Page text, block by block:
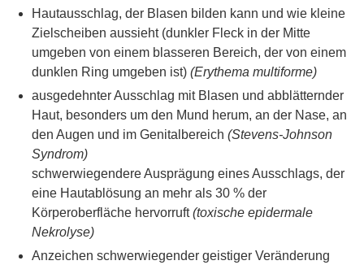
Hautausschlag, der Blasen bilden kann und wie kleine
Zielscheiben aussieht (dunkler Fleck in der Mitte
umgeben von einem blasseren Bereich, der von einem
dunklen Ring umgeben ist) (Erythema multiforme)
ausgedehnter Ausschlag mit Blasen und abblätternder
Haut, besonders um den Mund herum, an der Nase, an
den Augen und im Genitalbereich (Stevens-Johnson
Syndrom)
schwerwiegendere Ausprägung eines Ausschlags, der
eine Hautablösung an mehr als 30 % der
Körperoberfläche hervorruft(toxische epidermale
Nekrolyse)
Anzeichen schwerwiegender geistiger Veränderung